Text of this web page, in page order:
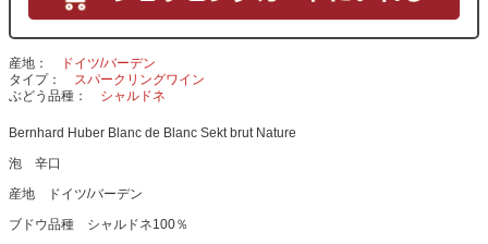
産地
ドイツ/バーデン
タイプ
スパークリングワイン
ぶどう品種
シャルドネ
Bernhard Huber Blanc de Blanc Sekt brut Nature
泡 辛口
産地 ドイツ/バーデン
ブドウ品種 シャルドネ100％